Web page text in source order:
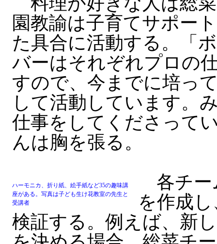
園教諭は子育てサポー
た具合に活動する。「
バーはそれぞれプロの
すので、今までに培っ
して活動しています。
仕事をしてくださって
んは胸を張る。
ハーモニカ、折り紙、絵手紙など35の趣味講
座がある。写真は子ども生け花教室の先生と
受講者
各チー
を作成
検証する。例えば、新